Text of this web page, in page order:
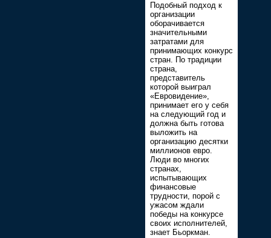
Подобный подход к
организации
оборачивается
значительными
затратами для
принимающих конкурс
стран. По традиции
страна,
представитель
которой выиграл
«Евровидение»,
принимает его у себя
на следующий год и
должна быть готова
выложить на
организацию десятки
миллионов евро.
Люди во многих
странах,
испытывающих
финансовые
трудности, порой с
ужасом ждали
победы на конкурсе
своих исполнителей,
знает Бьоркман.